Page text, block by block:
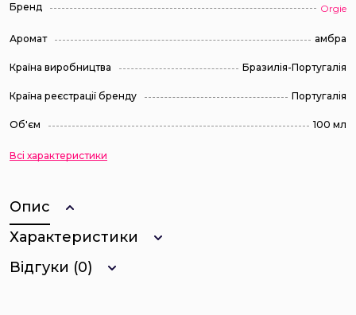
Бренд Orgie
Аромат амбра
Країна виробництва Бразилія-Португалія
Країна реєстрації бренду Португалія
Об'єм 100 мл
Всі характеристики
Опис
Характеристики
Відгуки (0)